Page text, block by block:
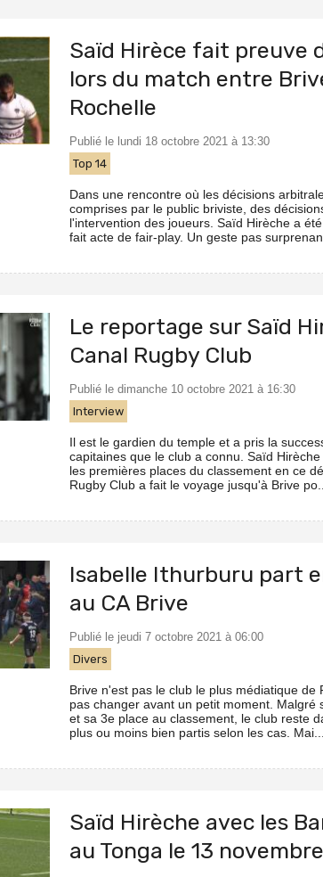
Saïd Hirèce fait preuve
lors du match entre
Rochelle
Publié le lundi 18 octobre 2021 à 13:30
Top 14
Dans une rencontre où les décisions
comprises par le public briviste, des
l'intervention des joueurs. Saïd Hirèche a
fait acte de fair-play. Un geste pas
Le reportage sur Saïd
Canal Rugby Club
Publié le dimanche 10 octobre 2021 à 16:30
Interview
Il est le gardien du temple et a pris la
capitaines que le club a connu. Saïd
les premières places du classement en ce
Rugby Club a fait le voyage jusqu'à Brive po...
Isabelle Ithurburu part
au CA Brive
Publié le jeudi 7 octobre 2021 à 06:00
Divers
Brive n'est pas le club le plus médiatique de
pas changer avant un petit moment. Malgré
et sa 3e place au classement, le club reste
plus ou moins bien partis selon les cas. Mai...
Saïd Hirèche avec les
au Tonga le 13